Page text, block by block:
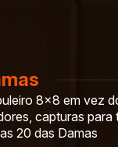
8×8 em vez
capturas para
20 das Damas